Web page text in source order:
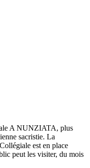
A NUNZIATA, plus
sacristie. La
est en place
peut les visiter, du mois